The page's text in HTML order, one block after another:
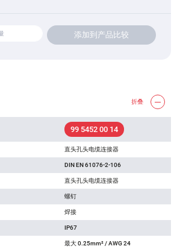
添加到产品比较
折叠
99 5452 00 14
直头孔头电缆连接器
DIN EN 61076-2-106
直头孔头电缆连接器
螺钉
焊接
IP67
最大 0.25mm² / AWG 24